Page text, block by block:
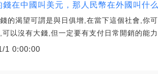
錢在中國叫美元，那人民幣在外國叫什
的渴望可謂是與日俱增,在當下這個社會,你
可以沒有大錢,但一定要有支付日常開銷的能力.
1 0:00:00